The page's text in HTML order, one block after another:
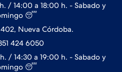
/ 14:00 a 18:00 h. - Sabado y
😴
Nueva Córdoba.
424 6050
/ 14:30 a 19:00 h. - Sabado y
😴